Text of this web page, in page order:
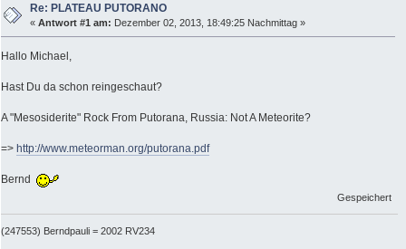
Re: PLATEAU PUTORANO
«Antwort #1 am: Dezember 02, 2013, 18:49:25 Nachmittag »
Hallo Michael,
Hast Du da schon reingeschaut?
A "Mesosiderite" Rock From Putorana, Russia: Not A Meteorite?
=> http://www.meteorman.org/putorana.pdf
Bernd
Gespeichert
(247553) Berndpauli = 2002 RV234